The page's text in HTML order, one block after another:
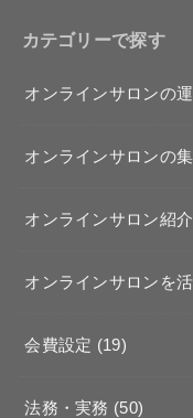
カテゴリーで探す
オンラインサロンの
オンラインサロンの
オンラインサロン紹介
オンラインサロンを
会費設定 (19)
法務・実務 (50)